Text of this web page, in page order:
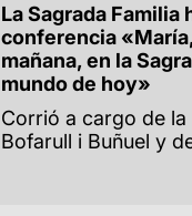
La Sagrada Familia
conferencia
mañana, en la
mundo de hoy»
Corrió a cargo de
Bofarull i Buñuel y